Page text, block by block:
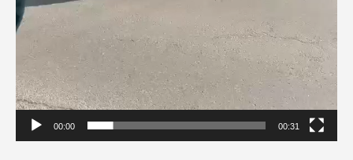
00:00 00:31